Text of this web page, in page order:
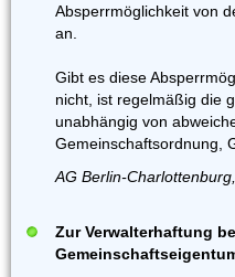
Absperrmöglichkeit von
an.
Gibt es diese
nicht, ist regelmäßig die
unabhängig von
Gemeinschaftsordnung,
AG Berlin-
Zur Verwalterhaftung